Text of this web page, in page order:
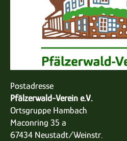
Postadresse
Pfälzerwald-Verein e.V.
Ortsgruppe Hambach
Maconring 35 a
67434 Neustadt/Weinstr.